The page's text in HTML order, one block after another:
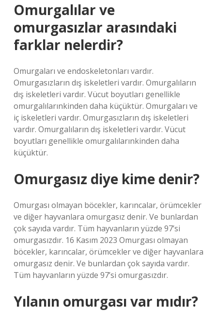
Omurgalılar ve
omurgasızlar arasındaki
farklar nelerdir?
Omurgaları ve endoskeletonları vardır.
Omurgasızların dış iskeletleri vardır. Omurgalıların
dış iskeletleri vardır. Vücut boyutları genellikle
omurgalılarınkinden daha küçüktür. Omurgaları ve
iç iskeletleri vardır. Omurgasızların dış iskeletleri
vardır. Omurgalıların dış iskeletleri vardır. Vücut
boyutları genellikle omurgalılarınkinden daha
küçüktür.
Omurgasız diye kime denir?
Omurgası olmayan böcekler, karıncalar, örümcekler
ve diğer hayvanlara omurgasız denir. Ve bunlardan
çok sayıda vardır. Tüm hayvanların yüzde 97’si
omurgasızdır. 16 Kasım 2023 Omurgası olmayan
böcekler, karıncalar, örümcekler ve diğer hayvanlara
omurgasız denir. Ve bunlardan çok sayıda vardır.
Tüm hayvanların yüzde 97’si omurgasızdır.
Yılanın omurgası var mıdır?